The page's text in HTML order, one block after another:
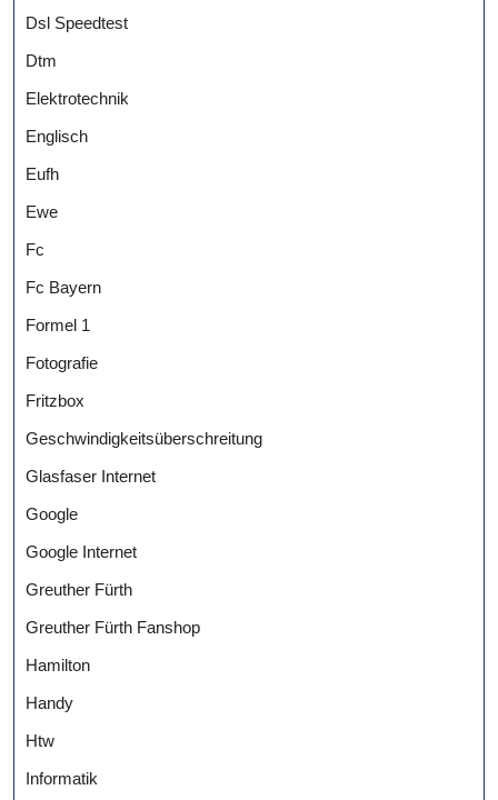
Dsl Speedtest
Dtm
Elektrotechnik
Englisch
Eufh
Ewe
Fc
Fc Bayern
Formel 1
Fotografie
Fritzbox
Geschwindigkeitsüberschreitung
Glasfaser Internet
Google
Google Internet
Greuther Fürth
Greuther Fürth Fanshop
Hamilton
Handy
Htw
Informatik